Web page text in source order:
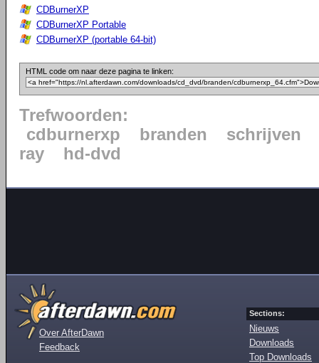
CDBurnerXP
CDBurnerXP Portable
CDBurnerXP (portable 64-bit)
HTML code om naar deze pagina te linken:
Trefwoorden:
cdburnerxp
branden
schrijven
ray
hd-dvd
Over AfterDawn
Feedback
Sections:
Nieuws
Downloads
Top Downloads